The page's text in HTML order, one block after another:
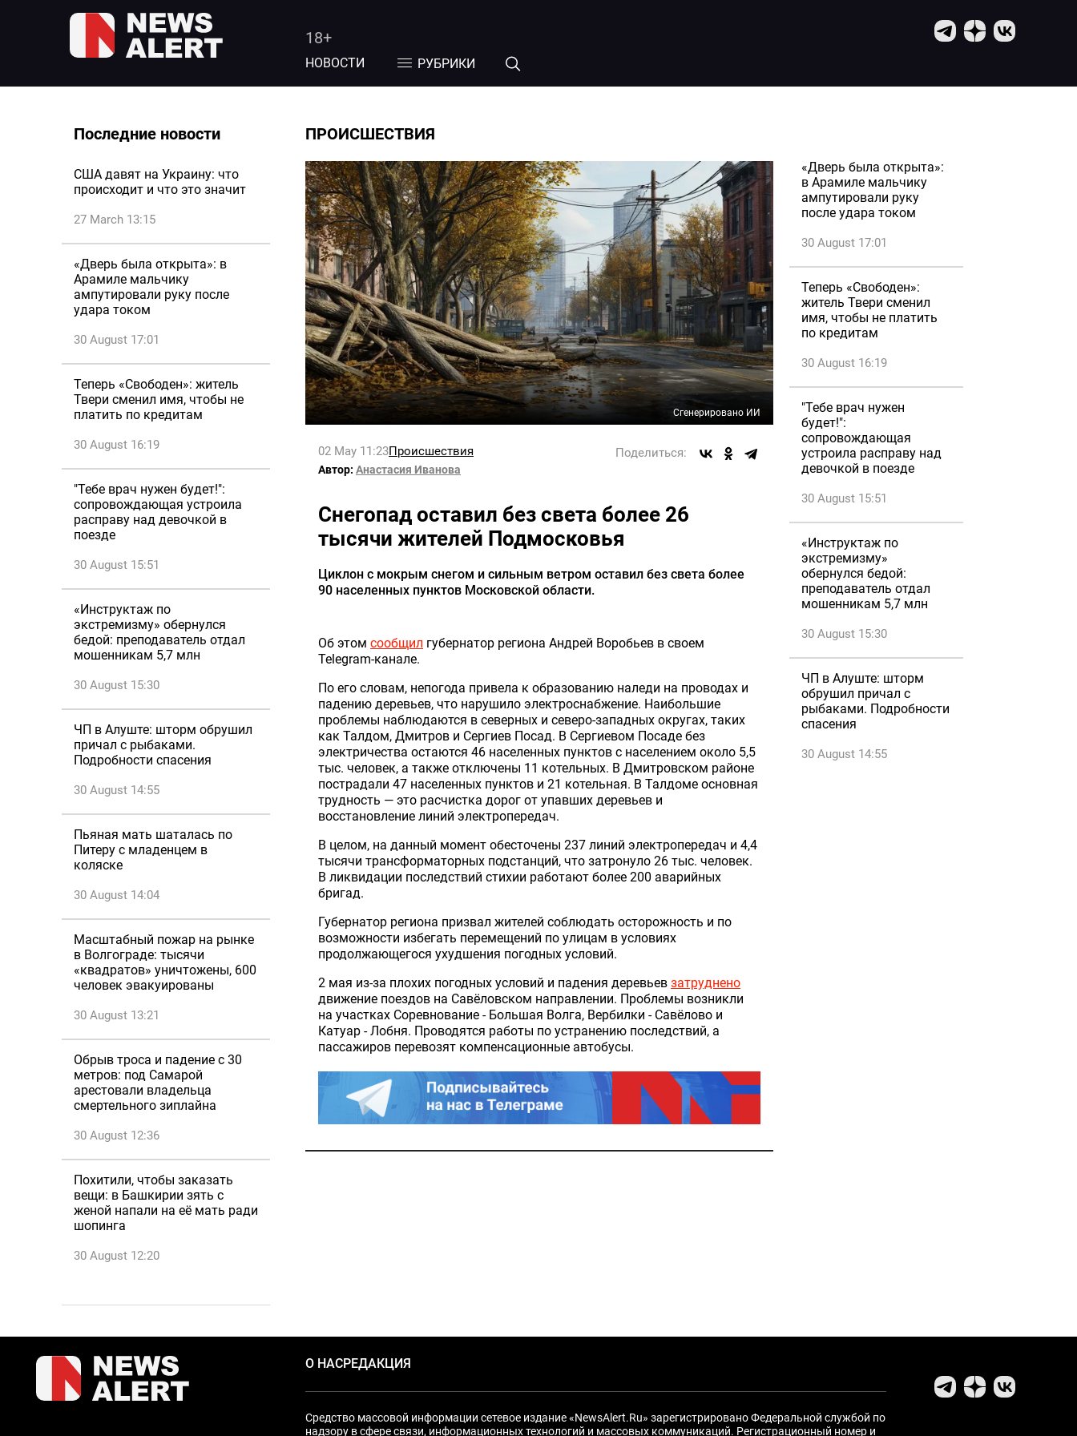
18+
НОВОСТИ РУБРИКИ
Последние новости
США давят на Украину: что
происходит и что это значит
27 March 13:15
«Дверь была открыта»: в
Арамиле мальчику
ампутировали руку после
удара током
30 August 17:01
Теперь «Свободен»: житель
Твери сменил имя, чтобы не
платить по кредитам
30 August 16:19
"Тебе врач нужен будет!":
сопровождающая устроила
расправу над девочкой в
поезде
30 August 15:51
«Инструктаж по
экстремизму» обернулся
бедой: преподаватель отдал
мошенникам 5,7 млн
30 August 15:30
ЧП в Алуште: шторм обрушил
причал с рыбаками.
Подробности спасения
30 August 14:55
Пьяная мать шаталась по
Питеру с младенцем в
коляске
30 August 14:04
Масштабный пожар на рынке
в Волгограде: тысячи
«квадратов» уничтожены, 600
человек эвакуированы
30 August 13:21
Обрыв троса и падение с 30
метров: под Самарой
арестовали владельца
смертельного зиплайна
30 August 12:36
Похитили, чтобы заказать
вещи: в Башкирии зять с
женой напали на её мать ради
шопинга
30 August 12:20
ПРОИСШЕСТВИЯ
Сгенерировано ИИ
02 May 11:23Происшествия Поделиться:
Автор: Анастасия Иванова
Снегопад оставил без света более 26
тысячи жителей Подмосковья
Циклон с мокрым снегом и сильным ветром оставил без света более
90 населенных пунктов Московской области.
Об этом сообщил губернатор региона Андрей Воробьев в своем
Telegram-канале.
По его словам, непогода привела к образованию наледи на проводах и
падению деревьев, что нарушило электроснабжение. Наибольшие
проблемы наблюдаются в северных и северо-западных округах, таких
как Талдом, Дмитров и Сергиев Посад. В Сергиевом Посаде без
электричества остаются 46 населенных пунктов с населением около 5,5
тыс. человек, а также отключены 11 котельных. В Дмитровском районе
пострадали 47 населенных пунктов и 21 котельная. В Талдоме основная
трудность — это расчистка дорог от упавших деревьев и
восстановление линий электропередач.
В целом, на данный момент обесточены 237 линий электропередач и 4,4
тысячи трансформаторных подстанций, что затронуло 26 тыс. человек.
В ликвидации последствий стихии работают более 200 аварийных
бригад.
Губернатор региона призвал жителей соблюдать осторожность и по
возможности избегать перемещений по улицам в условиях
продолжающегося ухудшения погодных условий.
2 мая из-за плохих погодных условий и падения деревьев затруднено
движение поездов на Савёловском направлении. Проблемы возникли
на участках Соревнование - Большая Волга, Вербилки - Савёлово и
Катуар - Лобня. Проводятся работы по устранению последствий, а
пассажиров перевозят компенсационные автобусы.
«Дверь была открыта»:
в Арамиле мальчику
ампутировали руку
после удара током
30 August 17:01
Теперь «Свободен»:
житель Твери сменил
имя, чтобы не платить
по кредитам
30 August 16:19
"Тебе врач нужен
будет!":
сопровождающая
устроила расправу над
девочкой в поезде
30 August 15:51
«Инструктаж по
экстремизму»
обернулся бедой:
преподаватель отдал
мошенникам 5,7 млн
30 August 15:30
ЧП в Алуште: шторм
обрушил причал с
рыбаками. Подробности
спасения
30 August 14:55
О НАСРЕДАКЦИЯ
Средство массовой информации сетевое издание «NewsAlert.Ru» зарегистрировано Федеральной службой по
надзору в сфере связи, информационных технологий и массовых коммуникаций. Регистрационный номер и